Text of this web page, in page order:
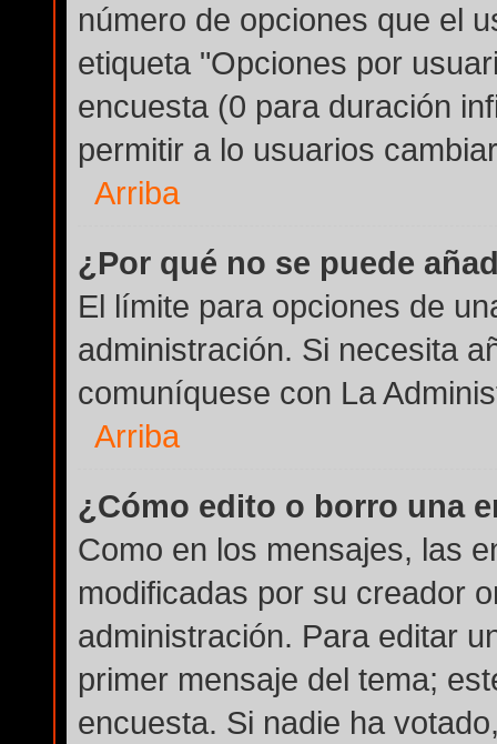
número de opciones que el
etiqueta "Opciones por
encuesta (0 para duración
permitir a lo usuarios
Arriba
¿Por qué no se puede
El límite para opciones de
administración. Si necesita
comuníquese con La
Arriba
¿Cómo edito o borro una
Como en los mensajes, las
modificadas por su creador
administración. Para editar
primer mensaje del tema;
encuesta. Si nadie ha